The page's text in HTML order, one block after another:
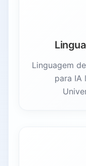
Linguagem
para IA